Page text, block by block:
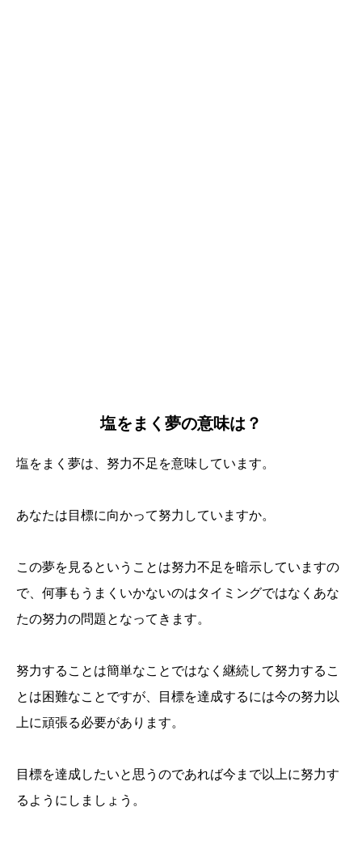
塩をまく夢の意味は？
塩をまく夢は、努力不足を意味しています。
あなたは目標に向かって努力していますか。
この夢を見るということは努力不足を暗示していますの
で、何事もうまくいかないのはタイミングではなくあな
たの努力の問題となってきます。
努力することは簡単なことではなく継続して努力するこ
とは困難なことですが、目標を達成するには今の努力以
上に頑張る必要があります。
目標を達成したいと思うのであれば今まで以上に努力す
るようにしましょう。